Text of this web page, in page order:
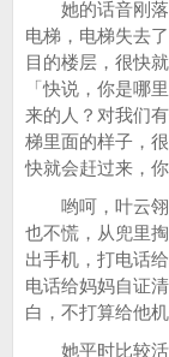
她的话音刚落
电梯，电梯失去了
目的楼层，很快
「快说，你是哪里
来的人？对我们
梯里面的样子，很
快就会赶过来，你
哟呵，叶云翎
也不慌，从兜里掏
出手机，打电话
电话给妈妈自证清
白，不打算给他
她平时比较活